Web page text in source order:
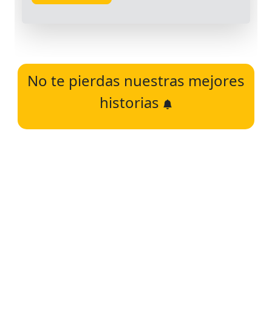
No te pierdas nuestras mejores
historias